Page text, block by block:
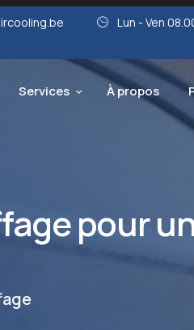
Lun - Ven
Services À propos
pour